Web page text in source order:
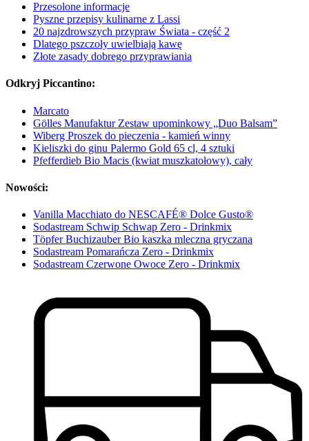
Przesolone informacje
Pyszne przepisy kulinarne z Lassi
20 najzdrowszych przypraw Świata - część 2
Dlatego pszczoły uwielbiają kawę
Złote zasady dobrego przyprawiania
Odkryj Piccantino:
Marcato
Gölles Manufaktur Zestaw upominkowy „Duo Balsam”
Wiberg Proszek do pieczenia - kamień winny
Kieliszki do ginu Palermo Gold 65 cl, 4 sztuki
Pfefferdieb Bio Macis (kwiat muszkatołowy), cały
Nowości:
Vanilla Macchiato do NESCAFÉ® Dolce Gusto®
Sodastream Schwip Schwap Zero - Drinkmix
Töpfer Buchizauber Bio kaszka mleczna gryczana
Sodastream Pomarańcza Zero - Drinkmix
Sodastream Czerwone Owoce Zero - Drinkmix